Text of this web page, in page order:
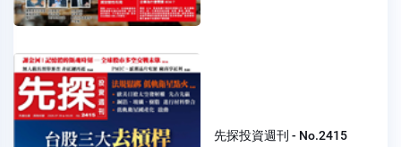
先探投資週刊 - No.2415